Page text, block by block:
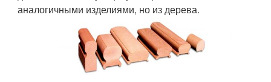
аналогичными изделиями, но из дерева.